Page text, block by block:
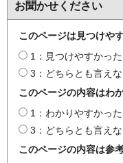
お聞かせください
このページは見つけや
1：見つけやすかった
3：どちらとも言え
このページの内容はわ
1：わかりやすかった
3：どちらとも言え
このページの内容は参